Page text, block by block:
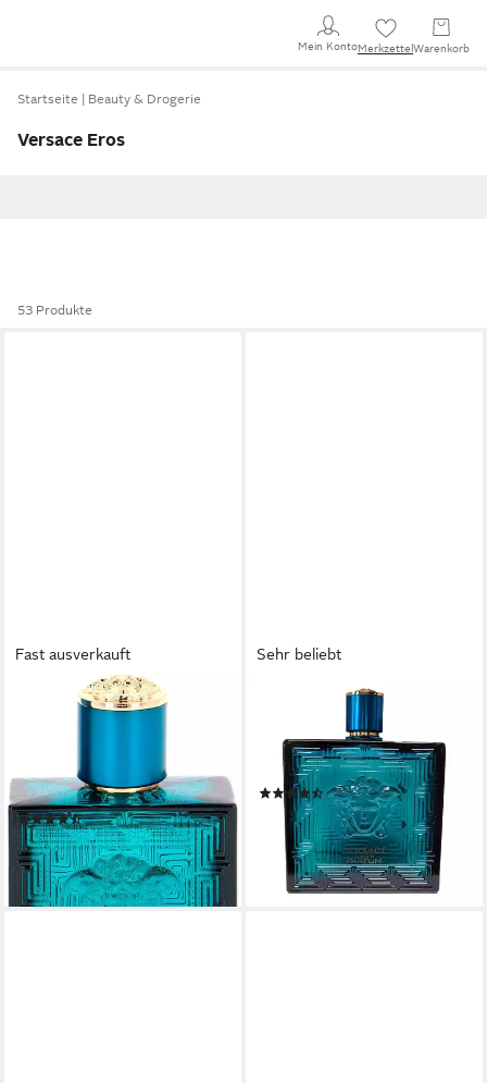
Mein KontoMerkzettel Warenkorb
Startseite Beauty & Drogerie
Versace Eros
53 Produkte
Fast ausverkauft
Tonkabohne, Geranie, Vanille
und Vetiver.
(253)
ab 58,99 €
(1.179,80 €/ 1 l)
lieferbar - in 2-3 Werktagen bei dir
Sehr beliebt
Eau de Parfum Eros,
Glasflakon, Parfüm EDP,
Herrenduft
(82)
ab 69,90 € UVP99,90 €
(69,90 €/ 100 ml)
-30%
lieferbar - in 3-4 Werktagen bei dir